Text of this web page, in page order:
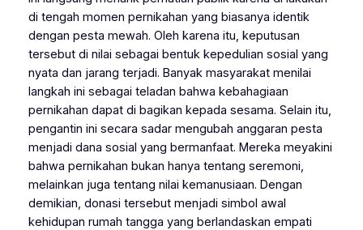
di tengah momen pernikahan yang biasanya identik
dengan pesta mewah. Oleh karena itu, keputusan
tersebut di nilai sebagai bentuk kepedulian sosial yang
nyata dan jarang terjadi. Banyak masyarakat menilai
langkah ini sebagai teladan bahwa kebahagiaan
pernikahan dapat di bagikan kepada sesama. Selain itu,
pengantin ini secara sadar mengubah anggaran pesta
menjadi dana sosial yang bermanfaat. Mereka meyakini
bahwa pernikahan bukan hanya tentang seremoni,
melainkan juga tentang nilai kemanusiaan. Dengan
demikian, donasi tersebut menjadi simbol awal
kehidupan rumah tangga yang berlandaskan empati